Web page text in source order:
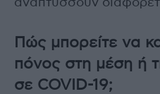
αναπτύσσουν
Πώς μπορείτε να
πόνος στη μέση ή
σε COVID-19;